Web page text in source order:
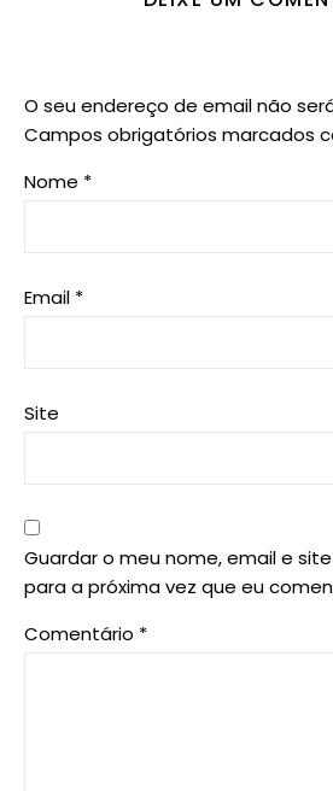
O seu endereço de email não
Campos obrigatórios marcados
Nome *
Email *
Site
Guardar o meu nome, email e
para a próxima vez que eu
Comentário *